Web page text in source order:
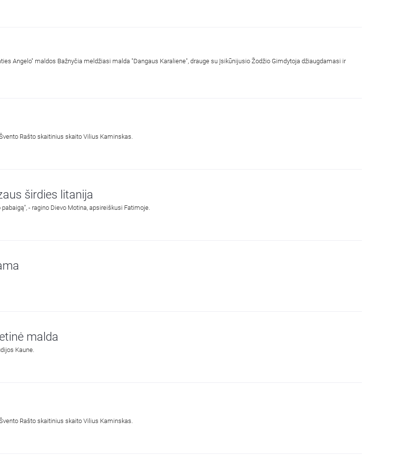
Angelo" maldos Bažnyčia meldžiasi malda "Dangaus Karaliene", drauge su Įsikūnijusio Žodžio Gimdytoja džiaugdamasi ir
Rašto skaitinius skaito Vilius Kaminskas.
širdies litanija
- ragino Dievo Motina, apsireiškusi Fatimoje.
malda
Kaune.
Rašto skaitinius skaito Vilius Kaminskas.